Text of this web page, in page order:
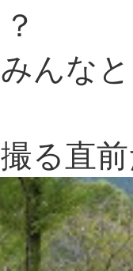
んな
る直